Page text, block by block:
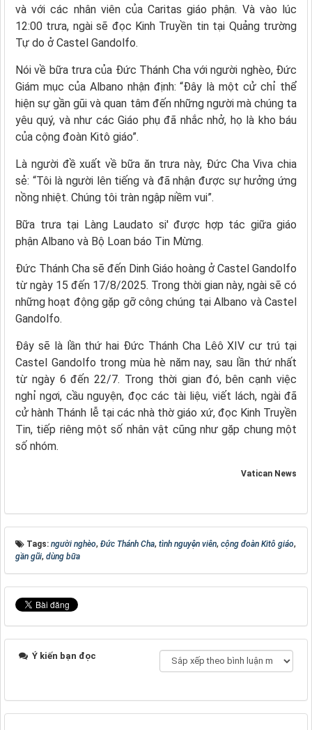
và với các nhân viên của Caritas giáo phận. Và vào lúc
12:00 trưa, ngài sẽ đọc Kinh Truyền tin tại Quảng trường
Tự do ở Castel Gandolfo.
Nói về bữa trưa của Đức Thánh Cha với người nghèo, Đức
Giám mục của Albano nhận định: “Đây là một cử chỉ thể
hiện sự gần gũi và quan tâm đến những người mà chúng ta
yêu quý, và như các Giáo phụ đã nhắc nhở, họ là kho báu
của cộng đoàn Kitô giáo”.
Là người đề xuất về bữa ăn trưa này, Đức Cha Viva chia
sẻ: “Tôi là người lên tiếng và đã nhận được sự hưởng ứng
nồng nhiệt. Chúng tôi tràn ngập niềm vui”.
Bữa trưa tại Làng Laudato si' được hợp tác giữa giáo
phận Albano và Bộ Loan báo Tin Mừng.
Đức Thánh Cha sẽ đến Dinh Giáo hoàng ở Castel Gandolfo
từ ngày 15 đến 17/8/2025. Trong thời gian này, ngài sẽ có
những hoạt động gặp gỡ công chúng tại Albano và Castel
Gandolfo.
Đây sẽ là lần thứ hai Đức Thánh Cha Lêô XIV cư trú tại
Castel Gandolfo trong mùa hè năm nay, sau lần thứ nhất
từ ngày 6 đến 22/7. Trong thời gian đó, bên cạnh việc
nghỉ ngơi, cầu nguyện, đọc các tài liệu, viết lách, ngài đã
cử hành Thánh lễ tại các nhà thờ giáo xứ, đọc Kinh Truyền
Tin, tiếp riêng một số nhân vật cũng như gặp chung một
số nhóm.
Vatican News
Tags: người nghèo, Đức Thánh Cha, tình nguyện viên, cộng đoàn Kitô giáo,
gần gũi, dùng bữa
Ý kiến bạn đọc